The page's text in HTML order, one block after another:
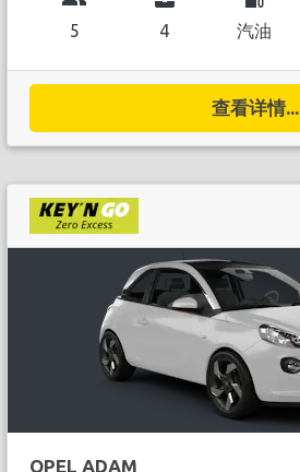
5 4 汽油
查看详情...
OPEL ADAM